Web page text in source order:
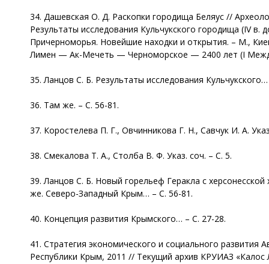
34. Дашевская О. Д. Раскопки городища Беляус //
Результаты исследования Кульчукского городища (IV
Причерноморья. Новейшие находки и открытия. – М.,
Лимен — Ак-Мечеть — Черноморское — 2400 лет (I
35. Ланцов С. Б. Результаты исследования
36. Там же. – С. 56-81.
37. Коростелева П. Г., Овчинникова Г. Н., Савчук И. А.
38. Смекалова Т. А., Столба В. Ф. Указ. соч. – С. 5.
39. Ланцов С. Б. Новый горельеф Геракла с
же. Северо-Западный Крым… – С. 56-81.
40. Концепция развития Крымского… – С. 27-28.
41. Стратегия экономического и социального
Республики Крым, 2011 // Текущий архив КРУИАЗ «Калос